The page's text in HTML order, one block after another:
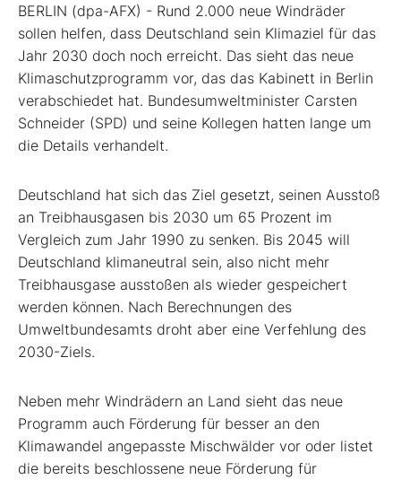
Kontakt
BERLIN (dpa-AFX) - Rund 2.000 neue Windräder
sollen helfen, dass Deutschland sein Klimaziel für das
Jahr 2030 doch noch erreicht. Das sieht das neue
Klimaschutzprogramm vor, das das Kabinett in Berlin
verabschiedet hat. Bundesumweltminister Carsten
Schneider (SPD) und seine Kollegen hatten lange um
die Details verhandelt.
Deutschland hat sich das Ziel gesetzt, seinen Ausstoß
an Treibhausgasen bis 2030 um 65 Prozent im
Vergleich zum Jahr 1990 zu senken. Bis 2045 will
Deutschland klimaneutral sein, also nicht mehr
Treibhausgase ausstoßen als wieder gespeichert
werden können. Nach Berechnungen des
Umweltbundesamts droht aber eine Verfehlung des
2030-Ziels.
Neben mehr Windrädern an Land sieht das neue
Programm auch Förderung für besser an den
Klimawandel angepasste Mischwälder vor oder listet
die bereits beschlossene neue Förderung für